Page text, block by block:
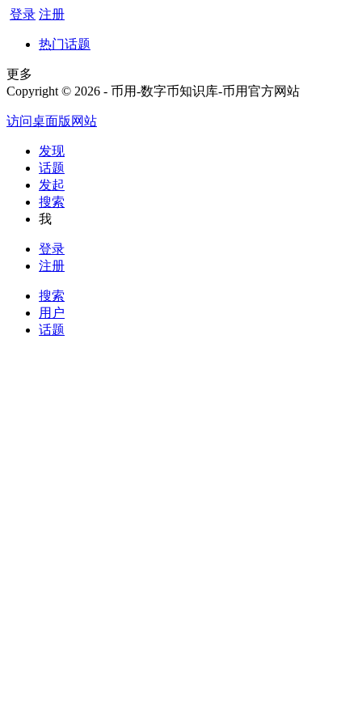
登录 注册
热门话题
更多
Copyright © 2026 - 币用-数字币知识库-币用官方网站
访问桌面版网站
发现
话题
发起
搜索
我
登录
注册
搜索
用户
话题